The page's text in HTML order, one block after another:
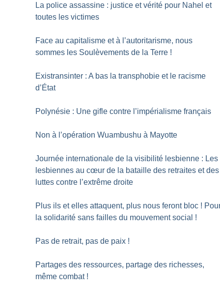
La police assassine : justice et vérité pour Nahel et
toutes les victimes
Face au capitalisme et à l’autoritarisme, nous
sommes les Soulèvements de la Terre !
Existransinter : A bas la transphobie et le racisme
d’État
Polynésie : Une gifle contre l’impérialisme français
Non à l’opération Wuambushu à Mayotte
Journée internationale de la visibilité lesbienne : Les
lesbiennes au cœur de la bataille des retraites et des
luttes contre l’extrême droite
Plus ils et elles attaquent, plus nous feront bloc !
la solidarité sans failles du mouvement social !
Pas de retrait, pas de paix !
Partages des ressources, partage des richesses,
même combat !